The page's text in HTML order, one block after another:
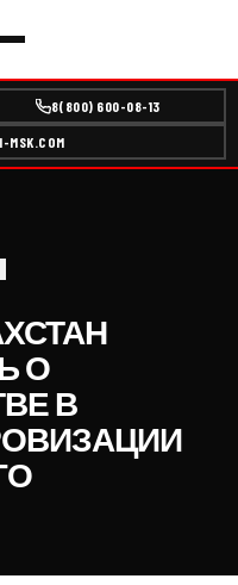
8(800) 600-08-13
MSK.COM
О
В